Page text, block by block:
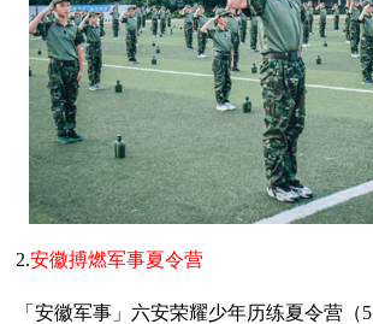
2.安徽搏燃军事夏令营
「安徽军事」六安荣耀少年历练夏令营（